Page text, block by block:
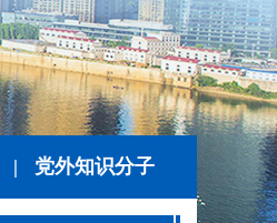
| 党外知识分子